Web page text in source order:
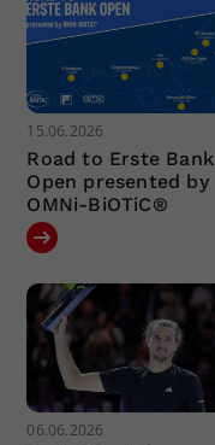
15.06.2026
Road to Erste Bank
Open presented by
OMNi-BiOTiC®
06.06.2026